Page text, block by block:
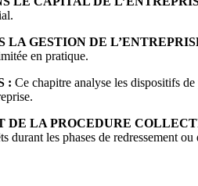
GESTION DE
en pratique.
: Ce chapitre analyse les dispositifs
DE LA PROCEDURE
durant les phases de redressement